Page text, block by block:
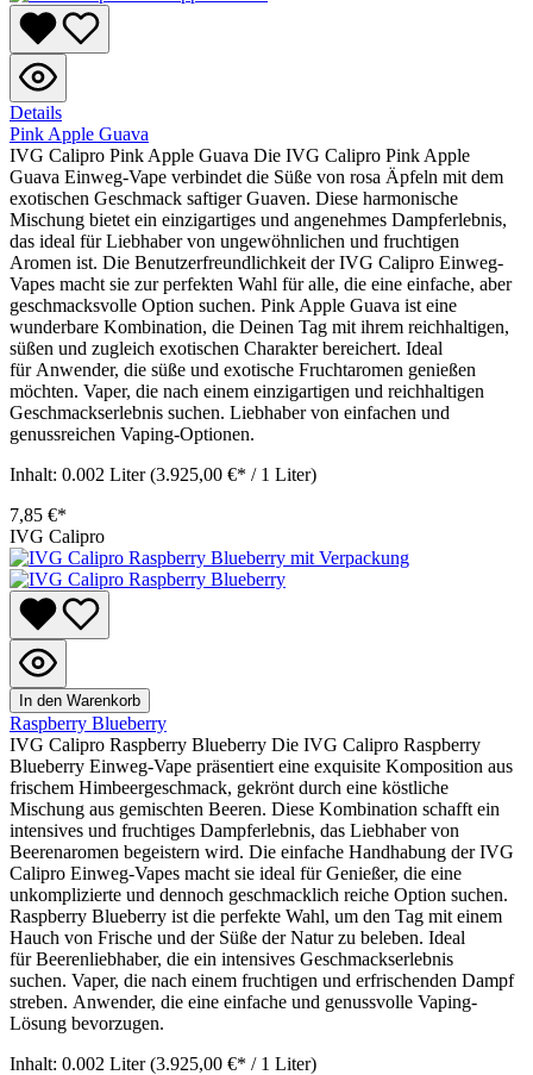
Details
Pink Apple Guava
IVG Calipro Pink Apple Guava Die IVG Calipro Pink Apple
Guava Einweg-Vape verbindet die Süße von rosa Äpfeln mit dem
exotischen Geschmack saftiger Guaven. Diese harmonische
Mischung bietet ein einzigartiges und angenehmes Dampferlebnis,
das ideal für Liebhaber von ungewöhnlichen und fruchtigen
Aromen ist. Die Benutzerfreundlichkeit der IVG Calipro Einweg-
Vapes macht sie zur perfekten Wahl für alle, die eine einfache, aber
geschmacksvolle Option suchen. Pink Apple Guava ist eine
wunderbare Kombination, die Deinen Tag mit ihrem reichhaltigen,
süßen und zugleich exotischen Charakter bereichert. Ideal
für Anwender, die süße und exotische Fruchtaromen genießen
möchten. Vaper, die nach einem einzigartigen und reichhaltigen
Geschmackserlebnis suchen. Liebhaber von einfachen und
genussreichen Vaping-Optionen.
Inhalt: 0.002 Liter(3.925,00 €* / 1 Liter)
7,85 €*
IVG Calipro
In den Warenkorb
Raspberry Blueberry
IVG Calipro Raspberry Blueberry Die IVG Calipro Raspberry
Blueberry Einweg-Vape präsentiert eine exquisite Komposition aus
frischem Himbeergeschmack, gekrönt durch eine köstliche
Mischung aus gemischten Beeren. Diese Kombination schafft ein
intensives und fruchtiges Dampferlebnis, das Liebhaber von
Beerenaromen begeistern wird. Die einfache Handhabung der IVG
Calipro Einweg-Vapes macht sie ideal für Genießer, die eine
unkomplizierte und dennoch geschmacklich reiche Option suchen.
Raspberry Blueberry ist die perfekte Wahl, um den Tag mit einem
Hauch von Frische und der Süße der Natur zu beleben. Ideal
für Beerenliebhaber, die ein intensives Geschmackserlebnis
suchen. Vaper, die nach einem fruchtigen und erfrischenden Dampf
streben. Anwender, die eine einfache und genussvolle Vaping-
Lösung bevorzugen.
Inhalt: 0.002 Liter(3.925,00 €* / 1 Liter)